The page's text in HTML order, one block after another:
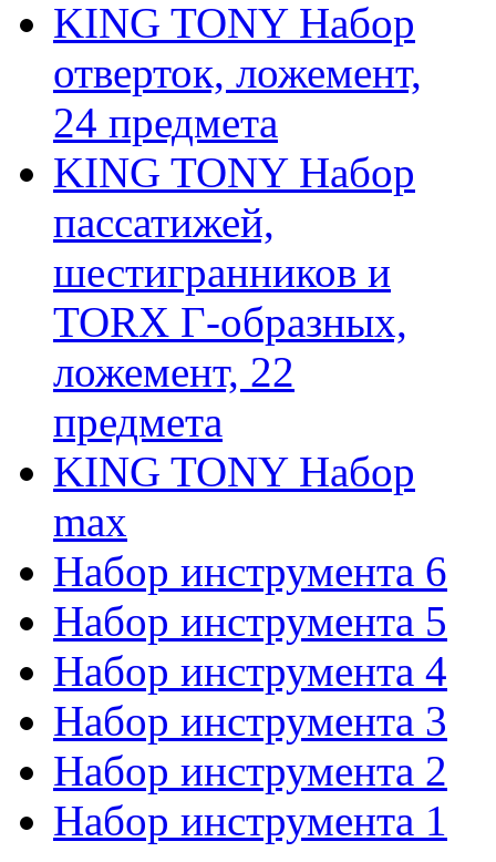
KING TONY Набор
отверток, ложемент,
24 предмета
KING TONY Набор
пассатижей,
шестигранников и
TORX Г-образных,
ложемент, 22
предмета
KING TONY Набор
max
Набор инструмента 6
Набор инструмента 5
Набор инструмента 4
Набор инструмента 3
Набор инструмента 2
Набор инструмента 1